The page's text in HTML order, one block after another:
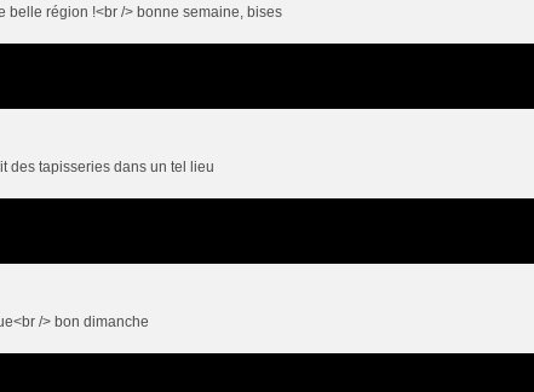
belle région !<br /> bonne semaine, bises
des tapisseries dans un tel lieu
/> bon dimanche